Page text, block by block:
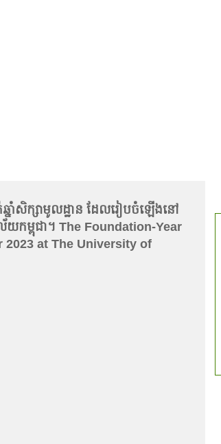
ឆ្នាំសិក្សាមូលដ្ឋាន ដែលរៀបចំឡេីងនៅ
យកម្ពុជា។ The Foundation-Year
2023 at The University of